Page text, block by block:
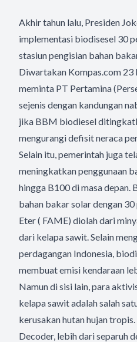
Akhir tahun lalu, Presiden
implementasi biodisesel 30
stasiun pengisian bahan
Diwartakan Kompas.com 23
meminta PT Pertamina
sejenis dengan kandungan
jika BBM biodiesel
mengurangi defisit neraca
Selain itu, pemerintah juga
meningkatkan penggunaan
hingga B100 di masa depan.
bahan bakar solar dengan
Eter ( FAME) diolah dari
dari kelapa sawit. Selain
perdagangan Indonesia,
membuat emisi kendaraan
Namun di sisi lain, para
kelapa sawit adalah salah
kerusakan hutan hujan
Decoder, lebih dari separuh